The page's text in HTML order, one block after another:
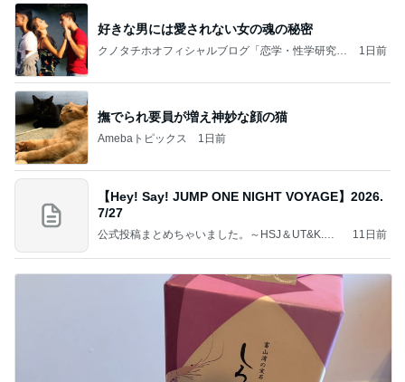
好きな男には愛されない女の魂の秘密
クノタチホオフィシャルブログ「恋学・性学研究
1日前
撫でられ要員が増え神妙な顔の猫
Amebaトピックス 1日前
【Hey! Say! JUMP ONE NIGHT VOYAGE】2026.
7/27
公式投稿まとめちゃいました。～HSJ＆UT&K.O.
11日前